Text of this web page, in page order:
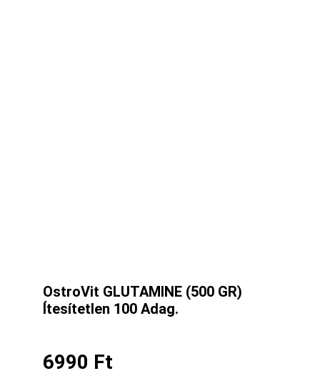
OstroVit GLUTAMINE (500 GR)
Ítesítetlen 100 Adag.
6990 Ft